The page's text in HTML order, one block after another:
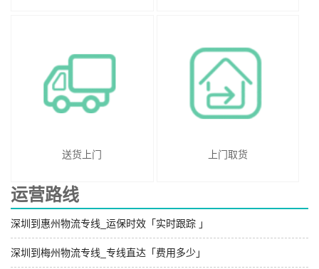
送货上门 上门取货
运营路线
深圳到惠州物流专线_运保时效「实时跟踪 」
深圳到梅州物流专线_专线直达「费用多少」